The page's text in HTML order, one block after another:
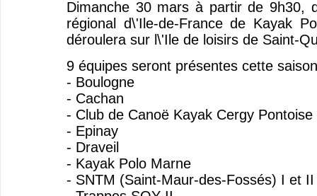
Dimanche 30 mars à partir de 9h30,
régional d\'Ile-de-France de Kayak
déroulera sur l\'Ile de loisirs de Saint-
9 équipes seront présentes cette
- Boulogne
- Cachan
- Club de Canoë Kayak Cergy Pontoise
- Epinay
- Draveil
- Kayak Polo Marne
- SNTM (Saint-Maur-des-Fossés) I et II